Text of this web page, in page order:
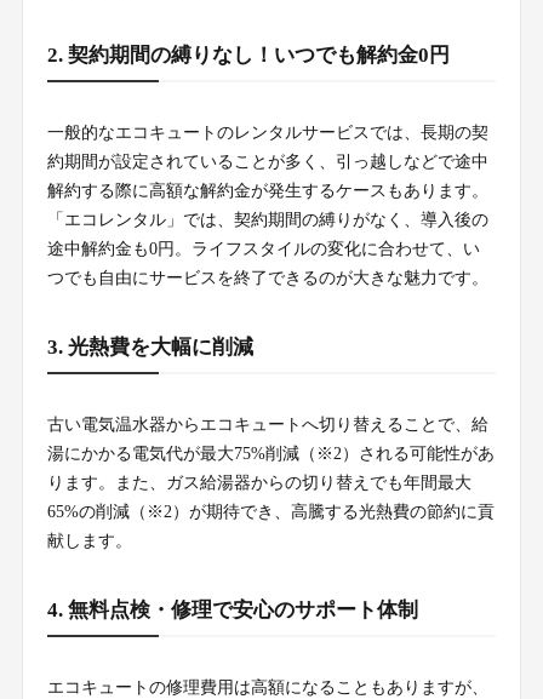
2. 契約期間の縛りなし！いつでも解約金0円
一般的なエコキュートのレンタルサービスでは、長期の契
約期間が設定されていることが多く、引っ越しなどで途中
解約する際に高額な解約金が発生するケースもあります。
「エコレンタル」では、契約期間の縛りがなく、導入後の
途中解約金も0円。ライフスタイルの変化に合わせて、い
つでも自由にサービスを終了できるのが大きな魅力です。
3. 光熱費を大幅に削減
古い電気温水器からエコキュートへ切り替えることで、給
湯にかかる電気代が最大75%削減（※2）される可能性があ
ります。また、ガス給湯器からの切り替えでも年間最大
65%の削減（※2）が期待でき、高騰する光熱費の節約に貢
献します。
4. 無料点検・修理で安心のサポート体制
エコキュートの修理費用は高額になることもありますが、